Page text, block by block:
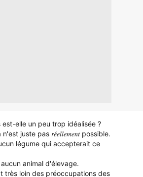
elle un peu trop idéalisée ?
juste pas 𝑟𝑒́𝑒𝑙𝑙𝑒𝑚𝑒𝑛𝑡 possible.
légume qui accepterait ce
animal d'élevage.
très loin des préoccupations des